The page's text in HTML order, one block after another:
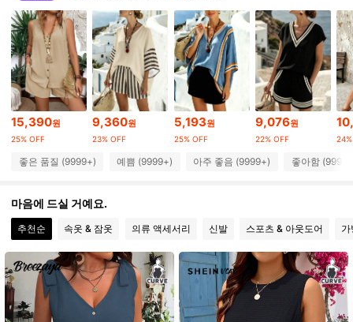
4.89 150K 팔로워
4.89 150K 팔로워
4.89 150K 팔로워
4.89 150K 팔로워
4.89 150K 팔로워
15,390원
25% OFF
9,360원
23% OFF
5,193원
25% OFF
9,076원
22% OFF
좋은 품질 (9999+) 예쁨 (9999+) 아주 좋음 (9999+) 좋아함
마음에 드실 거예요.
추천순 속옷 & 잠옷 의류 액세서리 신발 스포츠 & 아웃도어